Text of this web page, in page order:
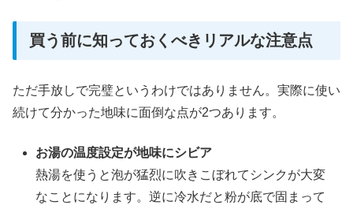
買う前に知っておくべきリアルな注意点
ただ手放しで完璧というわけではありません。実際に使い
続けて分かった地味に面倒な点が2つあります。
お湯の温度設定が地味にシビア
熱湯を使うと泡が猛烈に吹きこぼれてシンクが大変
なことになります。逆に冷水だと粉が底で固まって